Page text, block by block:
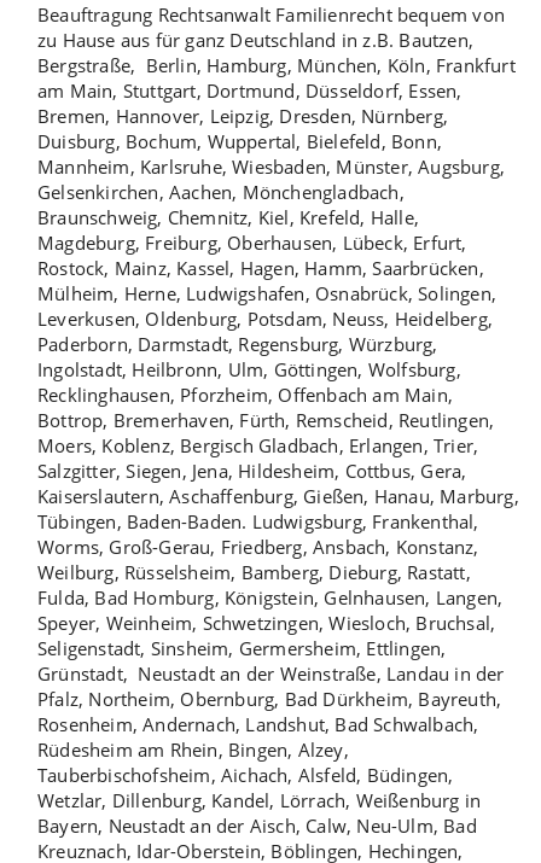
Beauftragung Rechtsanwalt Familienrecht bequem von
zu Hause aus für ganz Deutschland in z.B. Bautzen,
Bergstraße, Berlin, Hamburg, München, Köln, Frankfurt
am Main, Stuttgart, Dortmund, Düsseldorf, Essen,
Bremen, Hannover, Leipzig, Dresden, Nürnberg,
Duisburg, Bochum, Wuppertal, Bielefeld, Bonn,
Mannheim, Karlsruhe,Wiesbaden, Münster,Augsburg,
Gelsenkirchen,Aachen, Mönchengladbach,
Braunschweig, Chemnitz, Kiel, Krefeld, Halle,
Magdeburg, Freiburg, Oberhausen, Lübeck, Erfurt,
Rostock, Mainz, Kassel, Hagen, Hamm,Saarbrücken,
Mülheim, Herne, Ludwigshafen, Osnabrück,Solingen,
Leverkusen, Oldenburg, Potsdam, Neuss, Heidelberg,
Paderborn, Darmstadt, Regensburg, Würzburg,
Ingolstadt, Heilbronn, Ulm, Göttingen, Wolfsburg,
Recklinghausen, Pforzheim, Offenbach am Main,
Bottrop, Bremerhaven, Fürth, Remscheid, Reutlingen,
Moers, Koblenz, Bergisch Gladbach, Erlangen,Trier,
Salzgitter,Siegen, Jena, Hildesheim, Cottbus, Gera,
Kaiserslautern,Aschaffenburg, Gießen, Hanau, Marburg,
Tübingen, Baden-Baden. Ludwigsburg, Frankenthal,
Worms, Groß-Gerau, Friedberg,Ansbach, Konstanz,
Weilburg, Rüsselsheim, Bamberg, Dieburg, Rastatt,
Fulda, Bad Homburg, Königstein, Gelnhausen, Langen,
Speyer, Weinheim, Schwetzingen,Wiesloch, Bruchsal,
Seligenstadt, Sinsheim, Germersheim, Ettlingen,
Grünstadt, Neustadt an der Weinstraße, Landau in der
Pfalz, Northeim, Obernburg, Bad Dürkheim, Bayreuth,
Rosenheim,Andernach, Landshut, Bad Schwalbach,
Rüdesheim am Rhein, Bingen, Alzey,
Tauberbischofsheim,Aichach, Alsfeld, Büdingen,
Wetzlar, Dillenburg, Kandel, Lörrach, Weißenburg in
Bayern, Neustadt an der Aisch, Calw, Neu-Ulm, Bad
Kreuznach, Idar-Oberstein, Böblingen, Hechingen,